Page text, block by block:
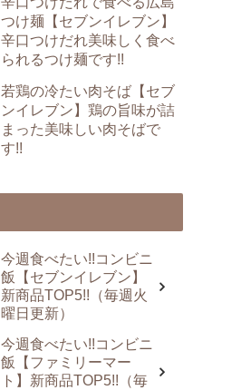
つけ麺【セブンイレブン】
辛口つけだれ美味しく食べ
られるつけ麺です!!
若鶏の冷たい肉そば【セブ
ンイレブン】鶏の旨味が詰
まった美味しい肉そばで
す!!
今週食べたい!!コンビニ
飯【セブンイレブン】
新商品TOP5!!（毎週火
曜日更新）
今週食べたい!!コンビニ
飯【ファミリーマー
ト】新商品TOP5!!（毎